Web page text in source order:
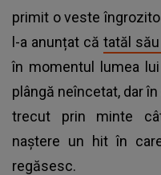
primit o veste
l-a anunțat cătatăl
în momentul lumea
plângă neîncetat, dar
trecut prin minte
naștere un hit în
regăsesc.